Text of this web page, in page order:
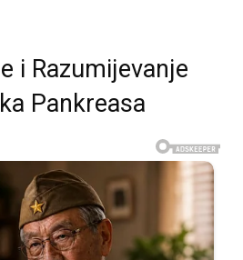
i Razumijevanje
Pankreasa